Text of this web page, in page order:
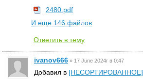
2480.pdf
И еще 146 файлов
Ответить в тему
ivanov666 » 17 June 2024г в 0:47
Добавил в [НЕСОРТИРОВАННОЕ]